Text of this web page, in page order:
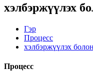
хэлбэржүүлэх
Гэр
Процесс
хэлбэржүүлэх
Процесс